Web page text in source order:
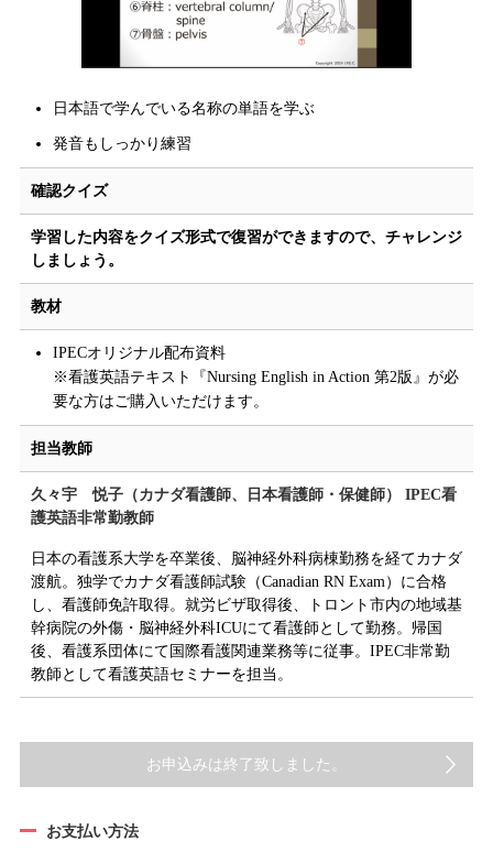
日本語で学んでいる名称の単語を学ぶ
発音もしっかり練習
確認クイズ
学習した内容をクイズ形式で復習ができますので、チャレンジ
しましょう。
教材
IPECオリジナル配布資料
※看護英語テキスト『Nursing English in Action 第2版』が必
要な方はご購入いただけます。
担当教師
久々宇 悦子（カナダ看護師、日本看護師・保健師） IPEC看
護英語非常勤教師
日本の看護系大学を卒業後、脳神経外科病棟勤務を経てカナダ
渡航。独学でカナダ看護師試験（Canadian RN Exam）に合格
し、看護師免許取得。就労ビザ取得後、トロント市内の地域基
幹病院の外傷・脳神経外科ICUにて看護師として勤務。帰国
後、看護系団体にて国際看護関連業務等に従事。IPEC非常勤
教師として看護英語セミナーを担当。
お申込みは終了致しました。
お支払い方法